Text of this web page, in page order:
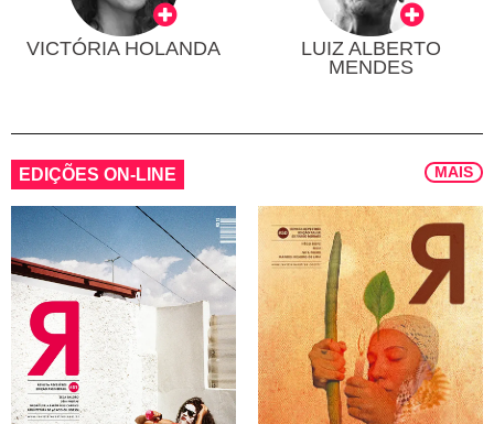
VICTÓRIA HOLANDA
LUIZ ALBERTO
MENDES
EDIÇÕES ON-LINE MAIS